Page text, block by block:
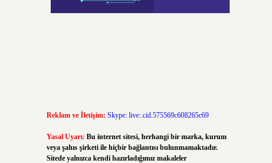
Reklam ve İletişim: Skype: live:.cid.575569c608265c69
Yasal Uyarı: Bu internet sitesi, herhangi bir marka, kurum
veya şahıs şirketi ile hiçbir bağlantısı bulunmamaktadır.
Sitede yalnızca kendi hazırladığımız makaleler